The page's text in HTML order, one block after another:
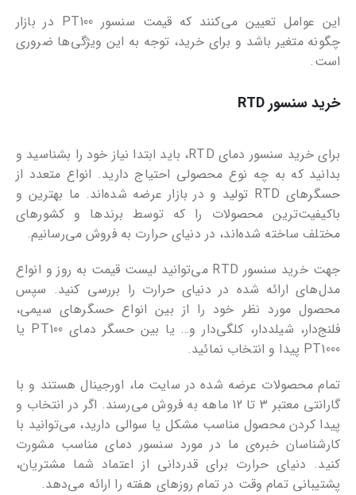
این عوامل تعیین می‌کنند که قیمت سنسور PT100 در بازار
چگونه متغیر باشد و برای خرید، توجه به این ویژگی‌ها ضروری
است.
خرید سنسور RTD
برای خرید سنسور دمای RTD، باید ابتدا نیاز خود را بشناسید و
بدانید که به چه نوع محصولی احتیاج دارید. انواع متعدد از
حسگرهای RTD تولید و در بازار عرضه شده‌اند. ما بهترین و
باکیفیت‌ترین محصولات را که توسط برندها و کشورهای
مختلف ساخته شده‌اند، در دنیای حرارت به فروش می‌رسانیم.
جهت خرید سنسور RTD می‌توانید لیست قیمت به روز و انواع
مدل‌های ارائه شده در دنیای حرارت را بررسی کنید. سپس
محصول مورد نظر خود را از بین انواع حسگرهای سیمی،
فلنج‌دار، شیلددار، کلگی‌دار و… یا بین حسگر دمای PT100 یا
PT1000 پیدا و انتخاب نمائید.
تمام محصولات عرضه شده در سایت ما، اورجینال هستند و با
گارانتی معتبر 3 تا 12 ماهه به فروش می‌رسند. اگر در انتخاب و
پیدا کردن محصول مناسب مشکل یا سوالی دارید، می‌توانید با
کارشناسان خبره‌ی ما در مورد سنسور دمای مناسب مشورت
کنید. دنیای حرارت برای قدردانی از اعتماد شما مشتریان،
پشتیبانی تمام وقت در تمام روزهای هفته را ارائه می‌دهد.